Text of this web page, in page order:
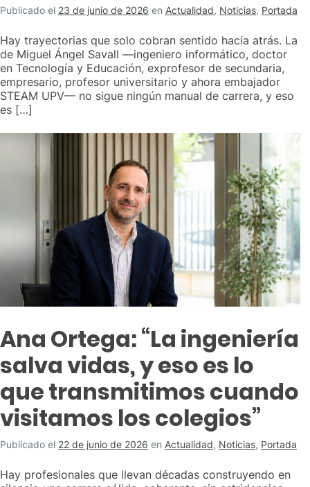
Publicado el 23 de junio de 2026 en Actualidad, Noticias, Portada
Hay trayectorias que solo cobran sentido hacia atrás. La
de Miguel Ángel Savall —ingeniero informático, doctor
en Tecnología y Educación, exprofesor de secundaria,
empresario, profesor universitario y ahora embajador
STEAM UPV— no sigue ningún manual de carrera, y eso
es […]
Ana Ortega: “La ingeniería
salva vidas, y eso es lo
que transmitimos cuando
visitamos los colegios”
Publicado el 22 de junio de 2026 en Actualidad, Noticias, Portada
Hay profesionales que llevan décadas construyendo en